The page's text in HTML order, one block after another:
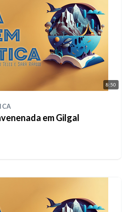
8:50
em Gilgal